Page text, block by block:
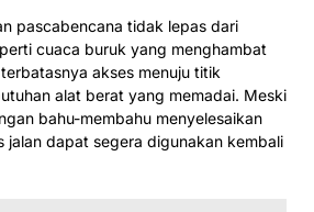
pascabencana tidak lepas dari
cuaca buruk yang menghambat
akses menuju titik
alat berat yang memadai. Meski
bahu-membahu menyelesaikan
jalan dapat segera digunakan kembali